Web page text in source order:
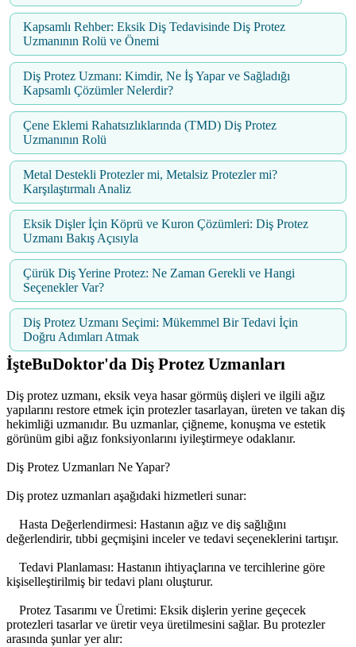
Kapsamlı Rehber: Eksik Diş Tedavisinde Diş Protez
Uzmanının Rolü ve Önemi
Diş Protez Uzmanı: Kimdir, Ne İş Yapar ve Sağladığı
Kapsamlı Çözümler Nelerdir?
Çene Eklemi Rahatsızlıklarında (TMD) Diş Protez
Uzmanının Rolü
Metal Destekli Protezler mi, Metalsiz Protezler mi?
Karşılaştırmalı Analiz
Eksik Dişler İçin Köprü ve Kuron Çözümleri: Diş Protez
Uzmanı Bakış Açısıyla
Çürük Diş Yerine Protez: Ne Zaman Gerekli ve Hangi
Seçenekler Var?
Diş Protez Uzmanı Seçimi: Mükemmel Bir Tedavi İçin
Doğru Adımları Atmak
İşteBuDoktor'da Diş Protez Uzmanları
Diş protez uzmanı, eksik veya hasar görmüş dişleri ve ilgili ağız
yapılarını restore etmek için protezler tasarlayan, üreten ve takan diş
hekimliği uzmanıdır. Bu uzmanlar, çiğneme, konuşma ve estetik
görünüm gibi ağız fonksiyonlarını iyileştirmeye odaklanır.
Diş Protez Uzmanları Ne Yapar?
Diş protez uzmanları aşağıdaki hizmetleri sunar:
Hasta Değerlendirmesi: Hastanın ağız ve diş sağlığını
değerlendirir, tıbbi geçmişini inceler ve tedavi seçeneklerini tartışır.
Tedavi Planlaması: Hastanın ihtiyaçlarına ve tercihlerine göre
kişiselleştirilmiş bir tedavi planı oluşturur.
Protez Tasarımı ve Üretimi: Eksik dişlerin yerine geçecek
protezleri tasarlar ve üretir veya üretilmesini sağlar. Bu protezler
arasında şunlar yer alır: